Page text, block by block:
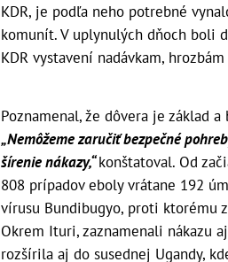
KDR, je podľa neho potrebné
komunít. V uplynulých dňoch boli
KDR vystavení nadávkam,
Poznamenal, že dôvera je základ
„Nemôžeme zaručiť bezpečné
šírenie nákazy,“konštatoval. Od
808 prípadov eboly vrátane 192
vírusu Bundibugyo, proti ktorému
Okrem Ituri, zaznamenali nákazu
rozšírila aj do susednej Ugandy,